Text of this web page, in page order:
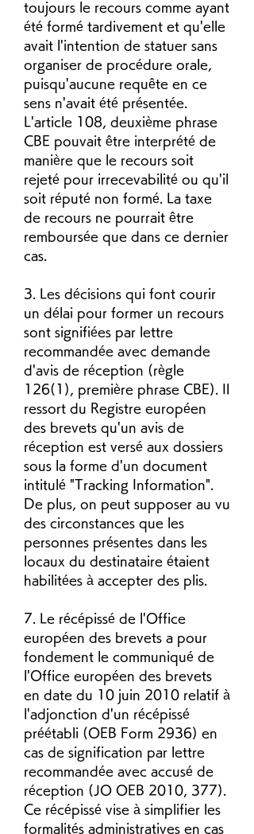
toujours le recours comme ayant
été formé tardivement et qu'elle
avait l'intention de statuer sans
organiser de procédure orale,
puisqu'aucune requête en ce
sens n'avait été présentée.
L'article 108, deuxième phrase
CBE pouvait être interprété de
manière que le recours soit
rejeté pour irrecevabilité ou qu'il
soit réputé non formé. La taxe
de recours ne pourrait être
remboursée que dans ce dernier
cas.
3. Les décisions qui font courir
un délai pour former un recours
sont signifiées par lettre
recommandée avec demande
d'avis de réception (règle
126(1), première phrase CBE). Il
ressort du Registre européen
des brevets qu'un avis de
réception est versé aux dossiers
sous la forme d'un document
intitulé "Tracking Information".
De plus, on peut supposer au vu
des circonstances que les
personnes présentes dans les
locaux du destinataire étaient
habilitées à accepter des plis.
7. Le récépissé de l'Office
européen des brevets a pour
fondement le communiqué de
l'Office européen des brevets
en date du 10 juin 2010 relatif à
l'adjonction d'un récépissé
préétabli (OEB Form 2936) en
cas de signification par lettre
recommandée avec accusé de
réception (JO OEB 2010, 377).
Ce récépissé vise à simplifier les
formalités administratives en cas